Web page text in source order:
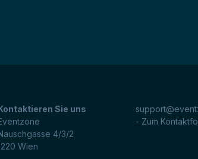
Sie uns
4/3/2
Wien
- Zum